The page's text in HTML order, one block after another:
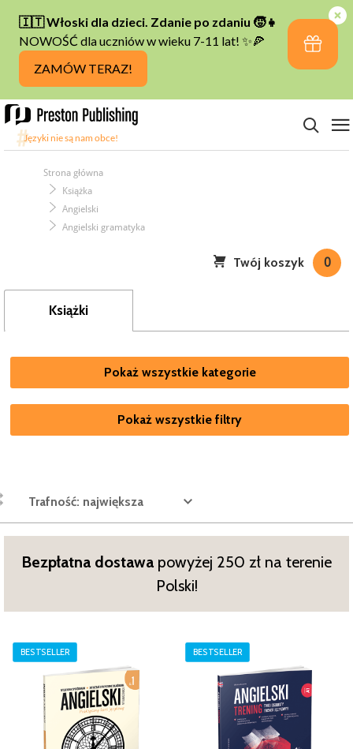
Strona główna
Książka
Angielski
Angielski gramatyka
Twój koszyk 0
Książki
Pokaż wszystkie kategorie
Pokaż wszystkie filtry
Trafność: największa
Bezpłatna dostawapowyżej 250 zł na terenie
Polski!
BESTSELLER BESTSELLER